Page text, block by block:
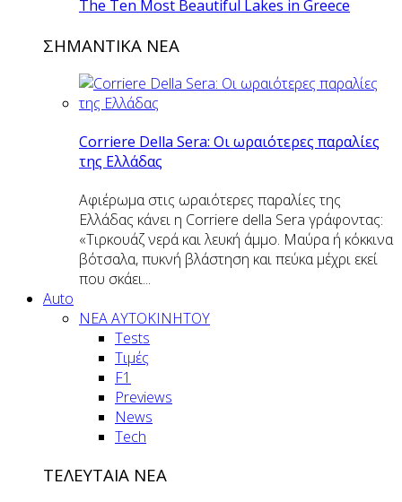
The Ten Most Beautiful Lakes in Greece
ΣΗΜΑΝΤΙΚΑ ΝΕΑ
Corriere Della Sera: Οι ωραιότερες παραλίες
της Ελλάδας
Αφιέρωμα στις ωραιότερες παραλίες της
Ελλάδας κάνει η Corriere della Sera γράφοντας:
«Τιρκουάζ νερά και λευκή άμμο. Μαύρα ή κόκκινα
βότσαλα, πυκνή βλάστηση και πεύκα μέχρι εκεί
που σκάει...
Auto
NEA AYTOKINHTOY
Tests
Τιμές
F1
Previews
News
Tech
ΤΕΛΕΥΤΑΙΑ ΝΕΑ